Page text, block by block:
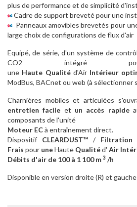
plus de performance et de simplicité
Cadre de support breveté pour une
Panneaux amovibles brevetés pour
large choix de configurations de flux d'air
Equipé, de série, d'un système de
CO2 intégré
une Haute Qualitéd'Air Intérieur
ModBus, BACnet ou web (à sélectionner
Charnières mobiles et articulées
entretien facile et un accès rapide
composants de l'unité
Moteur ECà entraînement direct.
Dispositif CLEARDUST™ / Filtration
Frais pour uneHaute Qualitéd' Air
Débits d'air de 100 à 1 100 m 3 /h
Disponible en version droite (R) et gauche